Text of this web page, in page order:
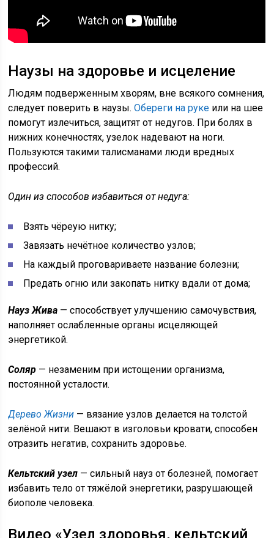
Наузы на здоровье и исцеление
Людям подверженным хворям, вне всякого сомнения,
следует поверить в наузы.Обереги на руке или на шее
помогут излечиться, защитят от недугов. При болях в
нижних конечностях, узелок надевают на ноги.
Пользуются такими талисманами люди вредных
профессий.
Один из способов избавиться от недуга:
Взять чёреую нитку;
Завязать нечётное количество узлов;
На каждый проговариваете название болезни;
Предать огню или закопать нитку вдали от дома;
Науз Жива — способствует улучшению самочувствия,
наполняет ослабленные органы исцеляющей
энергетикой.
Соляр — незаменим при истощении организма,
постоянной усталости.
Дерево Жизни — вязание узлов делается на толстой
зелёной нити. Вешают в изголовьи кровати, способен
отразить негатив, сохранить здоровье.
Кельтский узел — сильный науз от болезней, помогает
избавить тело от тяжёлой энергетики, разрушающей
биополе человека.
Видео «Узел здоровья, кельтский